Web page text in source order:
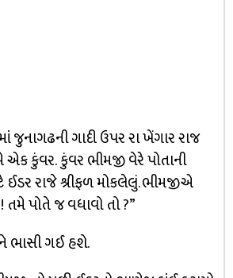
ગાદી ઉપર રા ખેંગાર રાજ
કુંવર. કુંવર ભીમજી વેરે પોતાની
ઈડર રાજે શ્રીફળ મોકલેલું. ભીમજીએ
તમે પોતે જ વધાવો તો ?”
ભાસી ગઈ હશે.